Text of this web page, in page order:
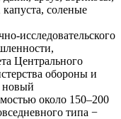
соленые
исследовательского
Центрального
обороны и
новый
около 150–200
типа −